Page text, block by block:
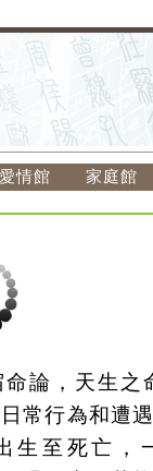
愛情館 家庭館
論，天生之
常行為和遭
生至死亡，